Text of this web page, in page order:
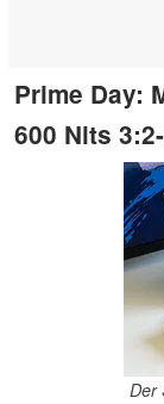
Prime Day:
600 Nits
Der